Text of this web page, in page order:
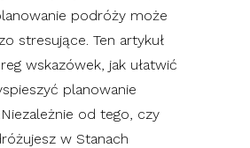
podróży może
stresujące. Ten artykuł
wskazówek, jak ułatwić
planowanie
od tego, czy
w Stanach